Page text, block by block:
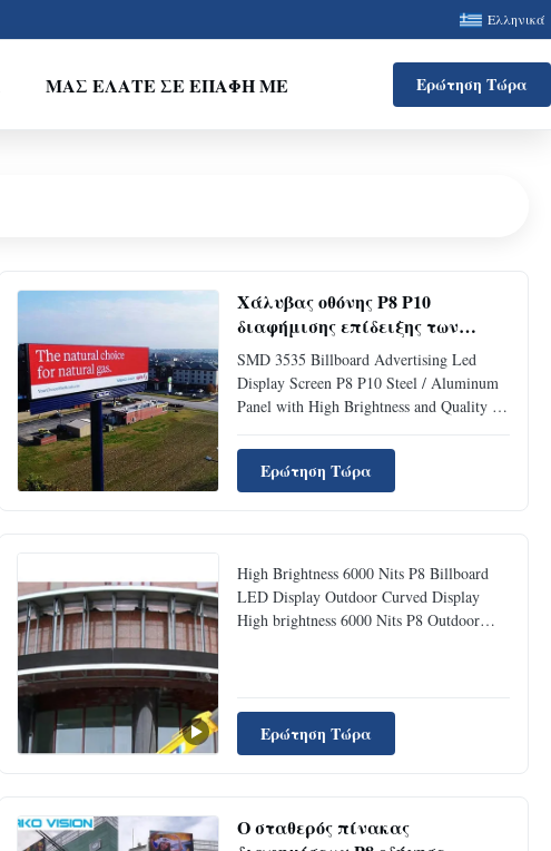
Ελληνικά
ΜΑΣ ΕΛΆΤΕ ΣΕ ΕΠΑΦΉ ΜΕ Ερώτηση Τώρα
Χάλυβας οθόνης P8 P10
διαφήμισης επίδειξης των
οδηγήσεων πινάκων
διαφημίσεων SMD 3535/
επιτροπή αργιλίου με την
υψηλές φωτεινότητα και την
ποιότητα
SMD 3535 Billboard Advertising Led
Display Screen P8 P10 Steel / Aluminum
Panel with High Brightness and Quality 9-
Advertising Led Display Screen P8 P10
Steel / Aluminum Panel has good
uniformity, good stability and good
Ερώτηση Τώρα
High Brightness 6000 Nits P8 Billboard
LED Display Outdoor Curved Display
High brightness 6000 Nits P8 Outdoor
SMD 3535 Pixel Density 15,625 pixels/m²
Module Dimensions (W × H) (mm) ...
Ερώτηση Τώρα
Ο σταθερός πίνακας